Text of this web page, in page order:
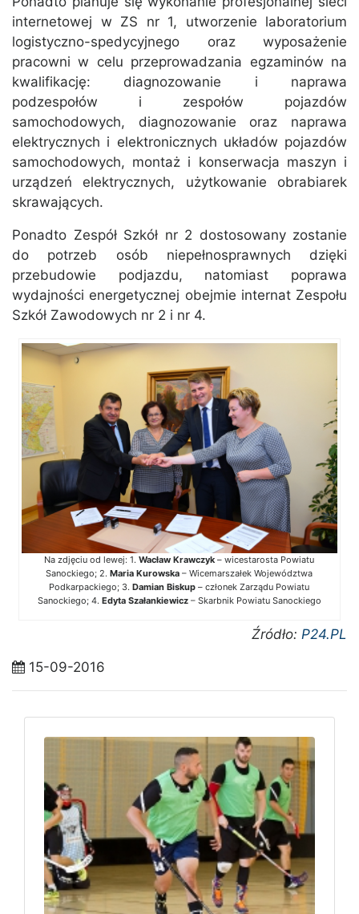
internetowej w ZS nr 1, utworzenie laboratorium
logistyczno-spedycyjnego oraz wyposażenie
pracowni w celu przeprowadzania egzaminów na
kwalifikację: diagnozowanie i naprawa
podzespołów i zespołów pojazdów
samochodowych, diagnozowanie oraz naprawa
elektrycznych i elektronicznych układów pojazdów
samochodowych, montaż i konserwacja maszyn i
urządzeń elektrycznych, użytkowanie obrabiarek
skrawających.
Ponadto Zespół Szkół nr 2 dostosowany zostanie
do potrzeb osób niepełnosprawnych dzięki
przebudowie podjazdu, natomiast poprawa
wydajności energetycznej obejmie internat Zespołu
Szkół Zawodowych nr 2 i nr 4.
Na zdjęciu od lewej: 1.Wacław Krawczyk – wicestarosta Powiatu
Sanockiego; 2.Maria Kurowska – Wicemarszałek Województwa
Podkarpackiego; 3. Damian Biskup – członek Zarządu Powiatu
Sanockiego; 4. Edyta Szałankiewicz– Skarbnik Powiatu Sanockiego
Źródło: P24.PL
15-09-2016